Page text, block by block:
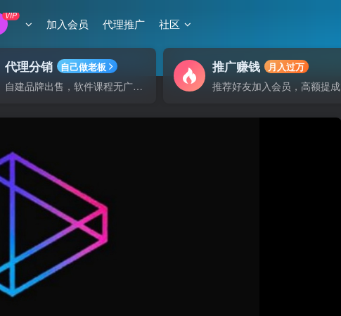
VIP
加入会员 代理推广 社区
代理分销 自己做老板
自建品牌出售，软件课程无广告支持
推广赚钱 月入过万
推荐好友加入会员，高额提成